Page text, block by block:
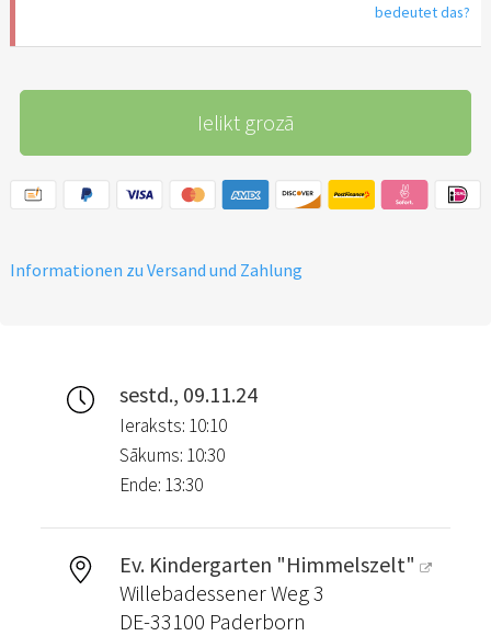
bedeutet das?
Ielikt grozā
Informationen zu Versand und Zahlung
sestd., 09.11.24
Ieraksts: 10:10
Sākums: 10:30
Ende: 13:30
Ev. Kindergarten "Himmelszelt"
Willebadessener Weg 3
DE-33100 Paderborn